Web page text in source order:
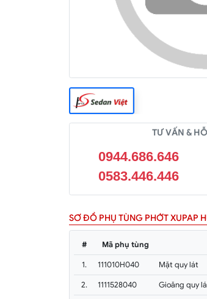
TƯ VẤN &
0944.686.646
0583.446.446
SƠ ĐỒ PHỤ TÙNG PHỚT XUPAP
# Mã phụ tùng
1. 111010H040 Mặt quy lát
2. 1111528040 Gioăng quy